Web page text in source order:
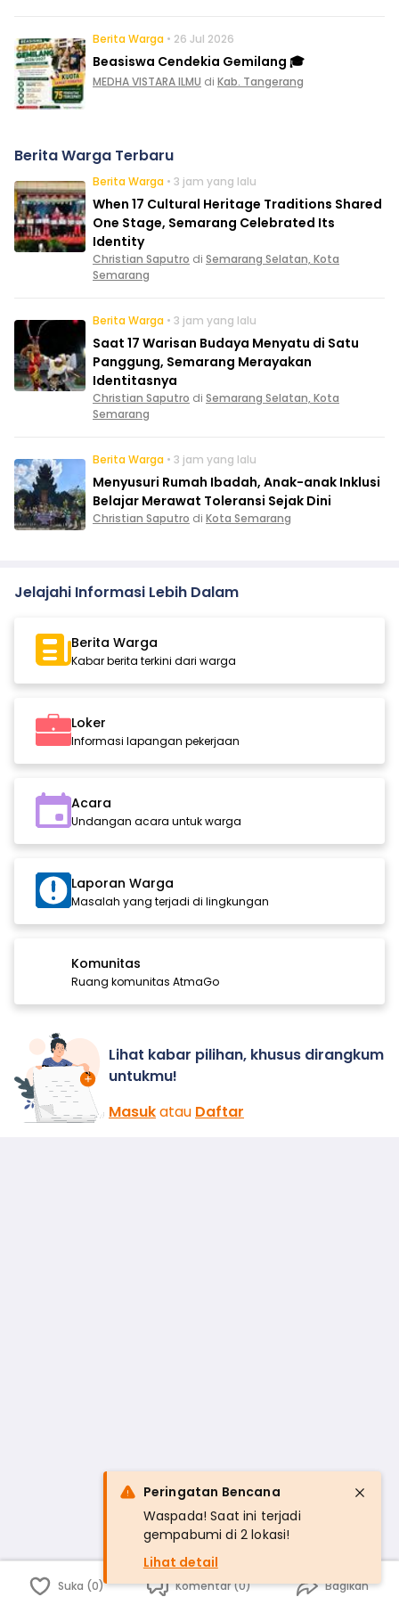
Berita Warga • 26 Jul 2026
Beasiswa Cendekia Gemilang 🎓
MEDHA VISTARA ILMU di Kab. Tangerang
Berita Warga Terbaru
Berita Warga • 3 jam yang lalu
When 17 Cultural Heritage Traditions Shared
One Stage, Semarang Celebrated Its
Identity
Christian Saputro di Semarang Selatan, Kota
Semarang
Berita Warga • 3 jam yang lalu
Saat 17 Warisan Budaya Menyatu di Satu
Panggung, Semarang Merayakan
Identitasnya
Christian Saputro di Semarang Selatan, Kota
Semarang
Berita Warga • 3 jam yang lalu
Menyusuri Rumah Ibadah, Anak-anak Inklusi
Belajar Merawat Toleransi Sejak Dini
Christian Saputro di Kota Semarang
Jelajahi Informasi Lebih Dalam
Berita Warga
Kabar berita terkini dari warga
Loker
Informasi lapangan pekerjaan
Acara
Undangan acara untuk warga
Laporan Warga
Masalah yang terjadi di lingkungan
Komunitas
Ruang komunitas AtmaGo
Lihat kabar pilihan, khusus dirangkum
untukmu!
Masukatau Daftar
Suka (0) Komentar (0) Bagikan
Peringatan Bencana
Waspada! Saat ini terjadi
gempabumi di 2 lokasi!
Lihat detail